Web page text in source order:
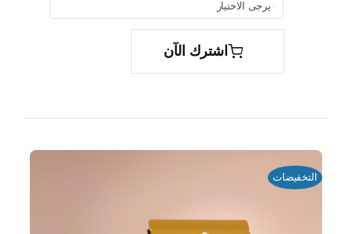

اشترك الآن
التخفيضات